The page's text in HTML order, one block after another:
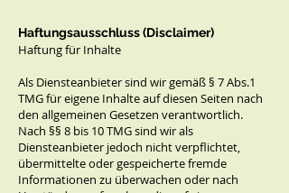
Haftungsausschluss (Disclaimer)
Haftung für Inhalte
Als Diensteanbieter sind wir gemäß § 7 Abs.1
TMG für eigene Inhalte auf diesen Seiten nach
den allgemeinen Gesetzen verantwortlich.
Nach §§ 8 bis 10 TMG sind wir als
Diensteanbieter jedoch nicht verpflichtet,
übermittelte oder gespeicherte fremde
Informationen zu überwachen oder nach